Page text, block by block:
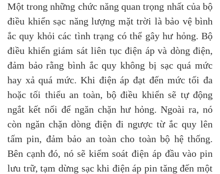
Một trong những chức năng quan trọng nhất của bộ
điều khiển sạc năng lượng mặt trời là bảo vệ bình
ắc quy khỏi các tình trạng có thể gây hư hỏng. Bộ
điều khiển giám sát liên tục điện áp và dòng điện,
đảm bảo rằng bình ắc quy không bị sạc quá mức
hay xả quá mức. Khi điện áp đạt đến mức tối đa
hoặc tối thiểu an toàn, bộ điều khiển sẽ tự động
ngắt kết nối để ngăn chặn hư hỏng. Ngoài ra, nó
còn ngăn chặn dòng điện đi ngược từ ắc quy lên
tấm pin, đảm bảo an toàn cho toàn bộ hệ thống.
Bên cạnh đó, nó sẽ kiểm soát điện áp đầu vào pin
lưu trữ, tạm dừng sạc khi điện áp pin tăng đến một